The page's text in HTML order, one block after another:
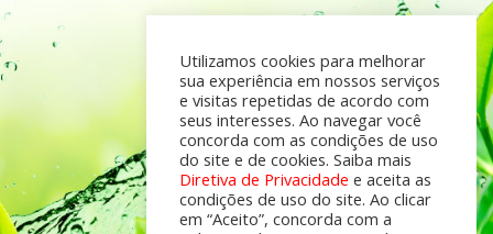
Utilizamos cookies para melhorar
sua experiência em nossos serviços
e visitas repetidas de acordo com
seus interesses. Ao navegar você
concorda com as condições de uso
do site e de cookies. Saiba mais
Diretiva de Privacidade e aceita as
condições de uso do site. Ao clicar
em “Aceito”, concorda com a